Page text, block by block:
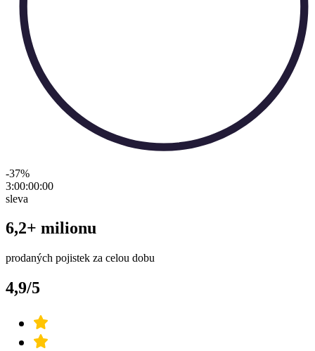
-37%
3:00:00:00
sleva
6,2+ milionu
prodaných pojistek za celou dobu
4,9/5